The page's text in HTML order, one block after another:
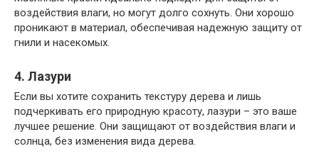
воздействия влаги, но могут долго сохнуть. Они хорошо
проникают в материал, обеспечивая надежную защиту от
гнили и насекомых.
4. Лазури
Если вы хотите сохранить текстуру дерева и лишь
подчеркивать его природную красоту, лазури – это ваше
лучшее решение. Они защищают от воздействия влаги и
солнца, без изменения вида дерева.